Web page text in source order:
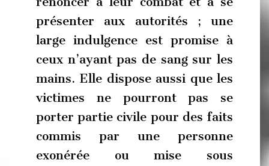
présenter aux autorités ; une
large indulgence est promise à
ceux n’ayant pas de sang sur les
mains. Elle dispose aussi que les
victimes ne pourront pas se
porter partie civile pour des faits
commis par une personne
exonérée ou mise sous